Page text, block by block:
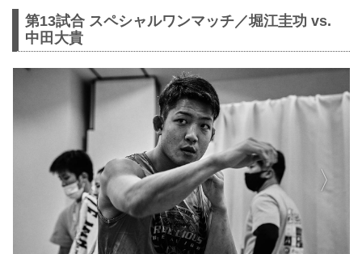
第13試合 スペシャルワンマッチ／堀江圭功 vs.
中田大貴